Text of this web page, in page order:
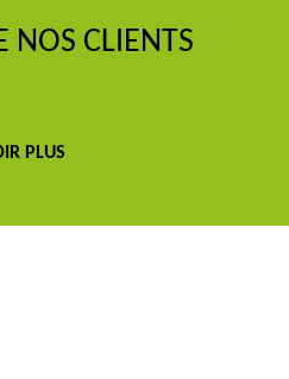
NOS CLIENTS
PLUS